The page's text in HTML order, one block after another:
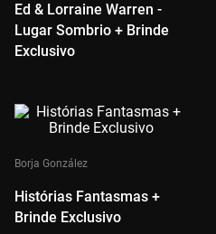
Ed & Lorraine Warren -
Lugar Sombrio + Brinde
Exclusivo
Borja González
Histórias Fantasmas +
Brinde Exclusivo